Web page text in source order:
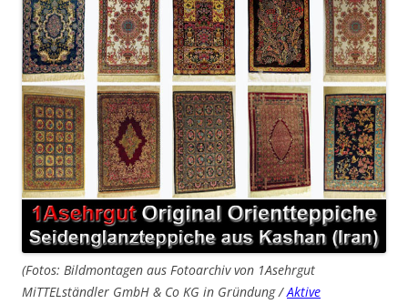
(Fotos: Bildmontagen aus Fotoarchiv von 1Asehrgut
MiTTELständler GmbH & Co KG in Gründung /Aktive